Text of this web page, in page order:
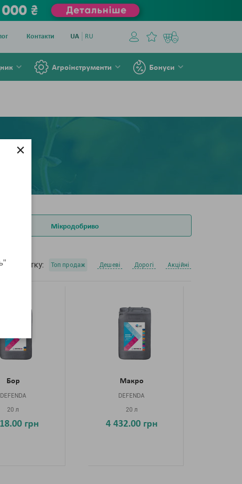
×
Контакти UA RU
Агроінструменти Бонуси
Мікродобриво
спочатку: Топ продаж Дешеві Дорогі Акційні
Бор
DEFENDA
20 л
грн
Макро
DEFENDA
20 л
4 432.00 грн